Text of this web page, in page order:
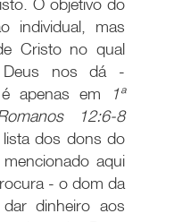
O objetivo do
individual, mas
Cristo no qual
Deus nos dá -
apenas em
1ª
12:6-8
dos dons do
aqui
- o dom da
dinheiro aos